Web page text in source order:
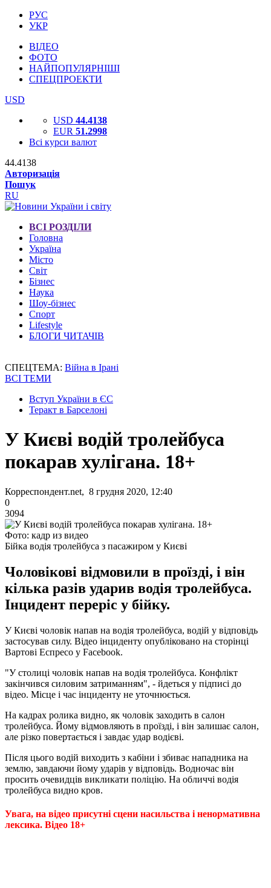
РУС
УКР
ВІДЕО
ФОТО
НАЙПОПУЛЯРНІШІ
СПЕЦПРОЕКТИ
USD
USD 44.4138
EUR 51.2998
Всі курси валют
44.4138
Авторизація
Пошук
RU
ВСІ РОЗДІЛИ
Головна
Україна
Місто
Світ
Бізнес
Наука
Шоу-бізнес
Спорт
Lifestyle
БЛОГИ ЧИТАЧІВ
СПЕЦТЕМА: Війна в Ірані
ВСІ ТЕМИ
Вступ України в ЄС
Теракт в Барселоні
У Києві водій тролейбуса
покарав хулігана. 18+
Корреспондент.net, 8 грудня 2020, 12:40
0
3094
Фото: кадр из видео
Бійка водія тролейбуса з пасажиром у Києві
Чоловікові відмовили в проїзді, і він
кілька разів ударив водія тролейбуса.
Інцидент переріс у бійку.
У Києві чоловік напав на водія тролейбуса, водій у відповідь
застосував силу. Відео інциденту опубліковано на сторінці
Вартові Еспресо у Facebook.
"У столиці чоловік напав на водія тролейбуса. Конфлікт
закінчився силовим затриманням", - йдеться у підписі до
відео. Місце і час інциденту не уточнюється.
На кадрах ролика видно, як чоловік заходить в салон
тролейбуса. Йому відмовляють в проїзді, і він залишає салон,
але різко повертається і завдає удар водієві.
Після цього водій виходить з кабіни і збиває нападника на
землю, завдаючи йому ударів у відповідь. Водночас він
просить очевидців викликати поліцію. На обличчі водія
тролейбуса видно кров.
Увага, на відео присутні сцени насильства і ненормативна
лексика. Відео 18+